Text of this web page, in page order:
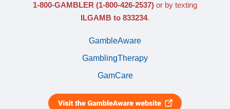
1-800-GAMBLER (1-800-426-2537) or by texting
ILGAMB to 833234.
GambleAware
GamblingTherapy
GamCare